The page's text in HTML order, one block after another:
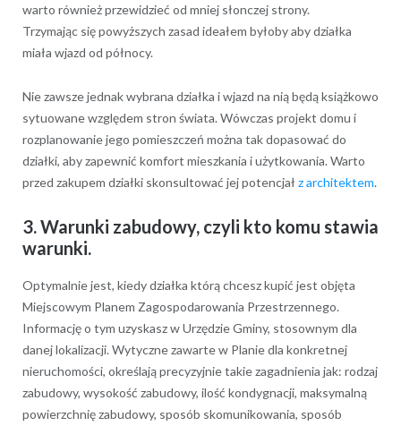
warto również przewidzieć od mniej słonczej strony.
Trzymając się powyższych zasad ideałem byłoby aby działka
miała wjazd od północy.
Nie zawsze jednak wybrana działka i wjazd na nią będą książkowo
sytuowane względem stron świata. Wówczas projekt domu i
rozplanowanie jego pomieszczeń można tak dopasować do
działki, aby zapewnić komfort mieszkania i użytkowania. Warto
przed zakupem działki skonsultować jej potencjał z architektem.
3. Warunki zabudowy, czyli kto komu stawia
warunki.
Optymalnie jest, kiedy działka którą chcesz kupić jest objęta
Miejscowym Planem Zagospodarowania Przestrzennego.
Informację o tym uzyskasz w Urzędzie Gminy, stosownym dla
danej lokalizacji. Wytyczne zawarte w Planie dla konkretnej
nieruchomości, określają precyzyjnie takie zagadnienia jak: rodzaj
zabudowy, wysokość zabudowy, ilość kondygnacji, maksymalną
powierzchnię zabudowy, sposób skomunikowania, sposób